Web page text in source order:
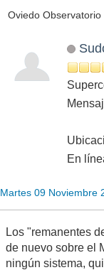
Oviedo Observatorio
En
Martes 09 Noviembre
Los "remanentes
de nuevo sobre el
ningún sistema,